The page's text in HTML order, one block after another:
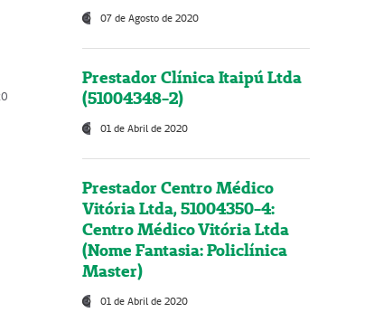
07 de Agosto de 2020
Prestador Clínica Itaipú Ltda
(51004348-2)
01 de Abril de 2020
Prestador Centro Médico
Vitória Ltda, 51004350-4:
Centro Médico Vitória Ltda
(Nome Fantasia: Policlínica
Master)
01 de Abril de 2020